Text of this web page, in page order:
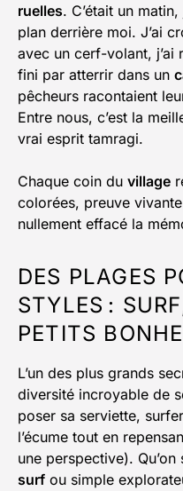
ruelles. C’était un
plan derrière moi. J’ai
avec un cerf-volant, j’ai
fini par atterrir dans un
pêcheurs racontaient
Entre nous, c’est la
vrai esprit tamragi.
Chaque coin du village
colorées, preuve
nullement effacé la
DES PLAGES
STYLES :
PETITS
L’un des plus grands
diversité incroyable de
poser sa serviette,
l’écume tout en
une perspective). Qu’on
surf ou simple